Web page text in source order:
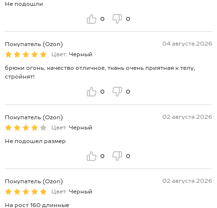
Не подошли
0 0
Покупатель (Ozon)
04 августа 2026
Цвет: Черный
брюки огонь, качество отличное, ткань очень приятная к телу,
стройнят!
0 0
Покупатель (Ozon)
02 августа 2026
Цвет: Черный
Не подошел размер
0 0
Покупатель (Ozon)
02 августа 2026
Цвет: Черный
На рост 160 длинные